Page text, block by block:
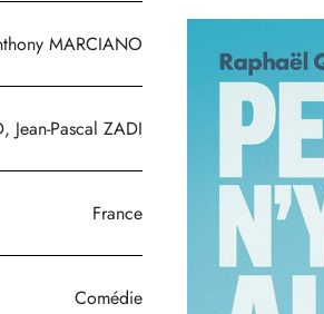
MARCIANO
Jean-Pascal ZADI
France
Comédie